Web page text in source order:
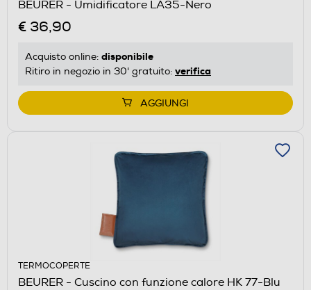
BEURER - Umidificatore LA35-Nero
€ 36,90
Acquisto online: disponibile
Ritiro in negozio in 30' gratuito: verifica
AGGIUNGI
TERMOCOPERTE
BEURER - Cuscino con funzione calore HK 77-Blu